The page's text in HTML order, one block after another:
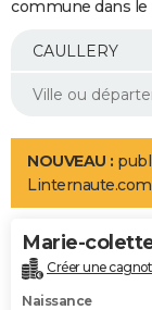
Essais
Réserver un essai
Citadines
Berlines
SUV
Forum auto
+
Mobiles
Meilleur smartphone
Internet
Ordinateurs
Jeux vidéo
Guide high-tech
Aménagement
LIFESTYLE
Art de vivre
Bien-être
Loisirs
Mode
Modes de vie
Alimentation
Guide de la santé
Maladies
Médicaments
Sommeil
VOYAGE
Destinations
City break
Voyage nature
Voyage de noces
Forum
Climat
+PHOTO
commune dans le
NOUVEAU :
Linternaute.com
Marie-
Créer une
Naissance